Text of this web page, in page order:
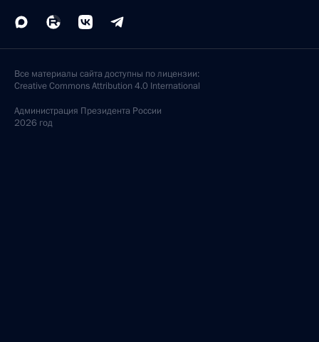
Все материалы сайта доступны по лицензии:
Creative Commons Attribution 4.0 International
Администрация Президента России
2026 год